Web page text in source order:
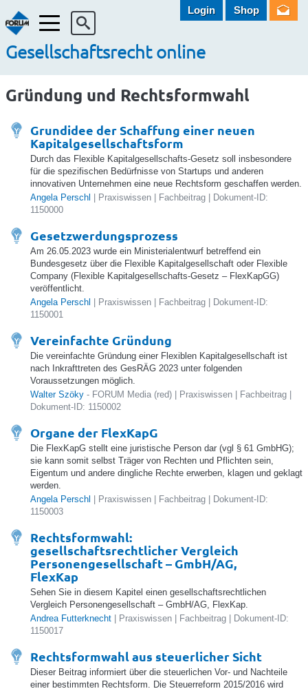
Menü
Gesellschaftsrecht online
Login Shop
Gründung und Rechtsformwahl
Grundidee der Schaffung einer neuen
Kapitalgesellschaftsform
Durch das Flexible Kapitalgesellschafts-Gesetz soll insbesondere
für die spezifischen Bedürfnisse von Startups und anderen
innovativen Unternehmen eine neue Rechtsform geschaffen werden.
Angela Perschl
| Praxiswissen | Fachbeitrag | Dokument-ID:
1150000
Gesetzwerdungsprozess
Am 26.05.2023 wurde ein Ministerialentwurf betreffend ein
Bundesgesetz über die Flexible Kapitalgesellschaft oder Flexible
Company (Flexible Kapitalgesellschafts-Gesetz – FlexKapGG)
veröffentlicht.
Angela Perschl
| Praxiswissen | Fachbeitrag | Dokument-ID:
1150001
Vereinfachte Gründung
Die vereinfachte Gründung einer Flexiblen Kapitalgesellschaft ist
nach Inkrafttreten des GesRÄG 2023 unter folgenden
Voraussetzungen möglich.
Walter Szöky - FORUM Media (red) | Praxiswissen | Fachbeitrag |
Dokument-ID: 1150002
Organe der FlexKapG
Die FlexKapG stellt eine juristische Person dar (vgl § 61 GmbHG);
sie kann somit selbst Träger von Rechten und Pflichten sein,
Eigentum und andere dingliche Rechte erwerben, klagen und geklagt
werden.
Angela Perschl
| Praxiswissen | Fachbeitrag | Dokument-ID:
1150003
Rechtsformwahl:
gesellschaftsrechtlicher Vergleich
Personengesellschaft – GmbH/AG,
FlexKap
Sehen Sie in diesem Kapitel einen gesellschaftsrechtlichen
Vergleich Personengesellschaft – GmbH/AG, FlexKap.
Andrea Futterknecht | Praxiswissen | Fachbeitrag | Dokument-ID:
1150017
Rechtsformwahl aus steuerlicher Sicht
Dieser Beitrag informiert über die steuerlichen Vor- und Nachteile
einer bestimmten Rechtsform. Die Steuerreform 2015/2016 wird